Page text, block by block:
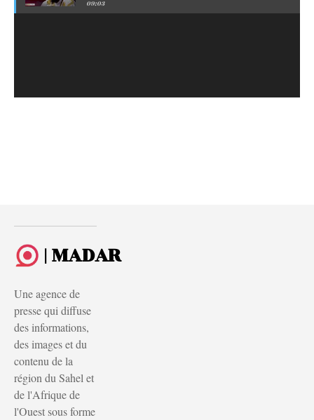
09:03
| MADAR
Une agence de
presse qui diffuse
des informations,
des images et du
contenu de la
région du Sahel et
de l'Afrique de
l'Ouest sous forme